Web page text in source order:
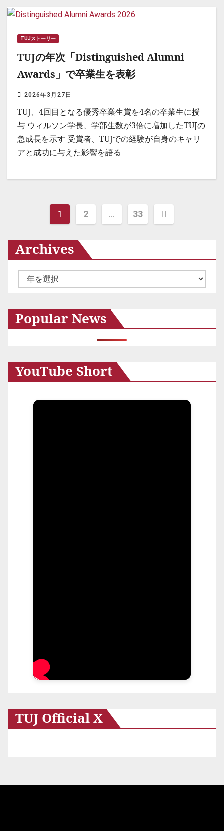
TUJストーリー
TUJの年次「Distinguished Alumni
Awards」で卒業生を表彰
2026年3月27日
TUJ、4回目となる優秀卒業生賞を4名の卒業生に授
与 ウィルソン学長、学部生数が3倍に増加したTUJの
急成長を示す 受賞者、TUJでの経験が自身のキャリ
アと成功に与えた影響を語る
投
の
ペ
ー
送
1 2 … 33
Archives
ー
イ
ブ
Popular News
YouTube Short
TUJ Official X